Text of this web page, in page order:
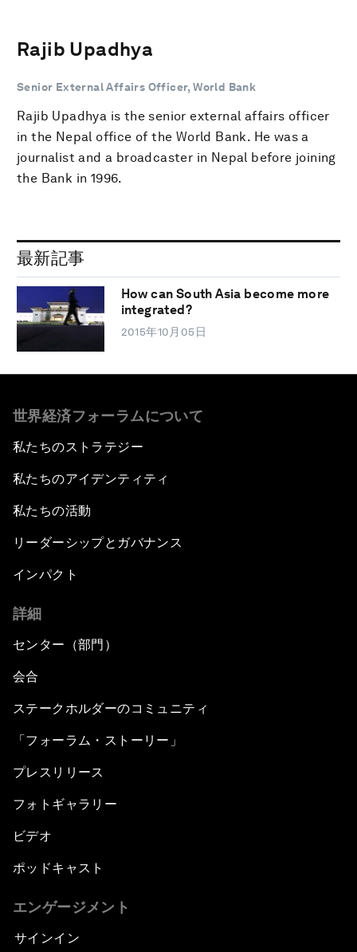
Rajib Upadhya
Senior External Affairs Officer, World Bank
Rajib Upadhya is the senior external affairs officer
in the Nepal office of the World Bank. He was a
journalist and a broadcaster in Nepal before joining
the Bank in 1996.
最新記事
How can South Asia become more
integrated?
2015年10月05日
世界経済フォーラムについて
私たちのストラテジー
私たちのアイデンティティ
私たちの活動
リーダーシップとガバナンス
インパクト
詳細
センター（部門）
会合
ステークホルダーのコミュニティ
「フォーラム・ストーリー」
プレスリリース
フォトギャラリー
ビデオ
ポッドキャスト
エンゲージメント
サインイン